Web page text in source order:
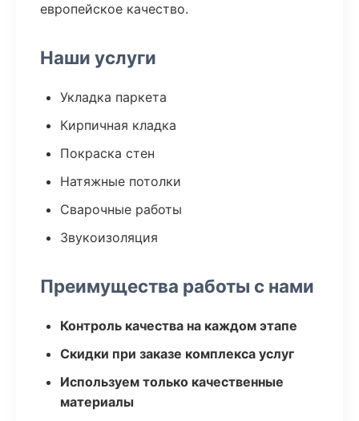
европейское качество.
Наши услуги
Укладка паркета
Кирпичная кладка
Покраска стен
Натяжные потолки
Сварочные работы
Звукоизоляция
Преимущества работы с нами
Контроль качества на каждом этапе
Скидки при заказе комплекса услуг
Используем только качественные
материалы